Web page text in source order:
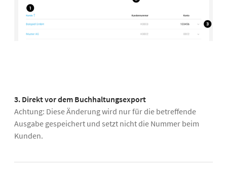
3. Direkt vor dem Buchhaltungsexport
Achtung: Diese Änderung wird nur für die betreffende
Ausgabe gespeichert und setzt nicht die Nummer beim
Kunden.